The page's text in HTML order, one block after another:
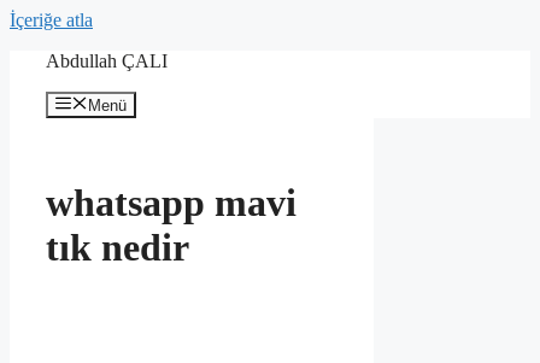
İçeriğe atla
Abdullah ÇALI
Menü
whatsapp mavi
tık nedir